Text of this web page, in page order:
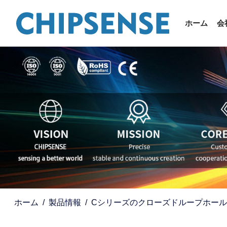
ホーム 会
ホーム 製品情報 Cシリーズのクローズドループホー